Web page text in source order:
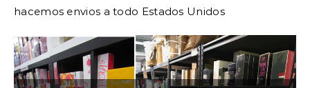
hacemos envios a todo Estados Unidos